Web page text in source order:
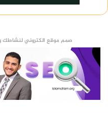
صمم موقع الكتروني لنشاطك